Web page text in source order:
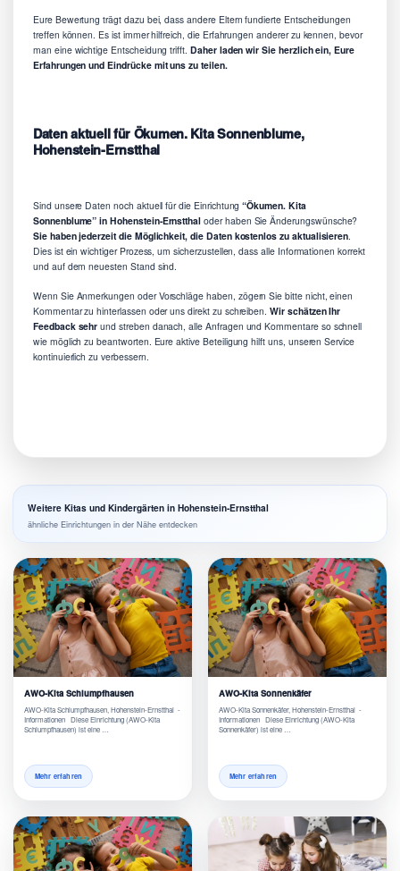
Eure Bewertung trägt dazu bei, dass andere Eltern fundierte Entscheidungen
treffen können. Es ist immer hilfreich, die Erfahrungen anderer zu kennen, bevor
man eine wichtige Entscheidung trifft. Daher laden wir Sie herzlich ein, Eure
Erfahrungen und Eindrücke mit uns zu teilen.
Daten aktuell für Ökumen. Kita Sonnenblume,
Hohenstein-Ernstthal
Sind unsere Daten noch aktuell für die Einrichtung“Ökumen. Kita
Sonnenblume” in Hohenstein-Ernstthal oder haben Sie Änderungswünsche?
Sie haben jederzeit die Möglichkeit, die Daten kostenlos zu aktualisieren.
Dies ist ein wichtiger Prozess, um sicherzustellen, dass alle Informationen korrekt
und auf dem neuesten Stand sind.
Wenn Sie Anmerkungen oder Vorschläge haben, zögern Sie bitte nicht, einen
Kommentar zu hinterlassen oder uns direkt zu schreiben.Wir schätzen Ihr
Feedback sehr und streben danach, alle Anfragen und Kommentare so schnell
wie möglich zu beantworten. Eure aktive Beteiligung hilft uns, unseren Service
kontinuierlich zu verbessern.
Weitere Kitas und Kindergärten in Hohenstein-Ernstthal
ähnliche Einrichtungen in der Nähe entdecken
AWO-Kita Schlumpfhausen
AWO-Kita Schlumpfhausen, Hohenstein-Ernstthal -
Informationen Diese Einrichtung (AWO-Kita
Schlumpfhausen) ist eine …
Mehr erfahren
AWO-Kita Sonnenkäfer
AWO-Kita Sonnenkäfer, Hohenstein-Ernstthal -
Informationen Diese Einrichtung (AWO-Kita
Sonnenkäfer) ist eine …
Mehr erfahren